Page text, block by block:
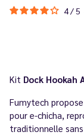
4/ 5
Kit Dock Hookah
Fumytech
pour e-chicha,
traditionnelle